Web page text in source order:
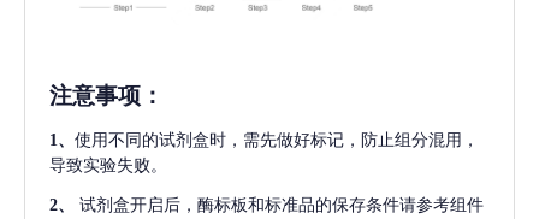
注意事项 ：
1、 使用不同的试剂盒时，需先做好标记，防止组分混用，
导致实验失败。
2、
试剂盒开启后，酶标板和标准品的保存条件请参考组件